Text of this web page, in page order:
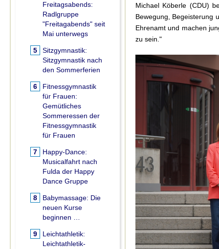
Freitagsabends:
Radlgruppe
"Freitagabends" seit
Mai unterwegs
5
Sitzgymnastik:
Sitzgymnastik nach
den Sommerferien
6
Fitnessgymnastik
für Frauen:
Gemütliches
Sommeressen der
Fitnessgymnastik
für Frauen
7
Happy-Dance:
Musicalfahrt nach
Fulda der Happy
Dance Gruppe
8 Babymassage: Die
neuen Kurse
beginnen …
9
Leichtathletik:
Leichtathletik-
Michael Köberle (CDU)
Bewegung, Begeisterung
Ehrenamt und machen
zu sein."